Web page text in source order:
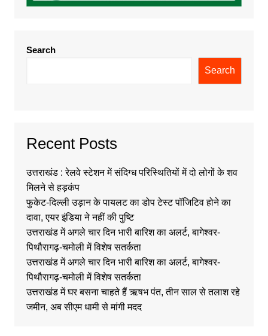
Search
Search
Recent Posts
उत्तराखंड : रेलवे स्टेशन में संदिग्ध परिस्थितियों में दो लोगों के शव
मिलने से हड़कंप
फुकेट-दिल्ली उड़ान के पायलट का डोप टेस्ट पॉजिटिव होने का
दावा, एयर इंडिया ने नहीं की पुष्टि
उत्तराखंड में अगले चार दिन भारी बारिश का अलर्ट, बागेश्वर-
पिथौरागढ़-चमोली में विशेष सतर्कता
उत्तराखंड में अगले चार दिन भारी बारिश का अलर्ट, बागेश्वर-
पिथौरागढ़-चमोली में विशेष सतर्कता
उत्तराखंड में घर बसना चाहते हैं ऋषभ पंत, तीन साल से तलाश रहे
जमीन, अब सीएम धामी से मांगी मदद